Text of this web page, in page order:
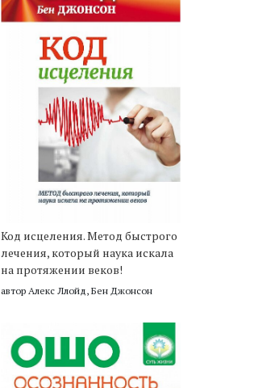
Код исцеления. Метод быстрого
лечения, который наука искала
на протяжении веков!
автор Алекс Ллойд, Бен Джонсон